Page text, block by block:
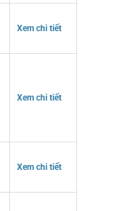
Xem chi tiết
Xem chi tiết
Xem chi tiết